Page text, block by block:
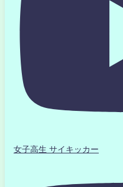
女子高生 サイキッカー